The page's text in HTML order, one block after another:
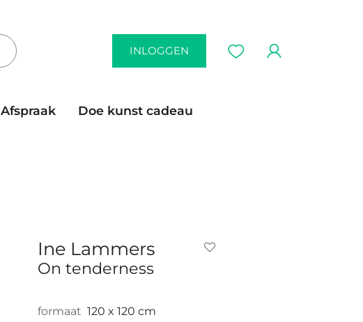
INLOGGEN
Afspraak
Doe kunst cadeau
Ine Lammers
On tenderness
formaat 120 x 120 cm